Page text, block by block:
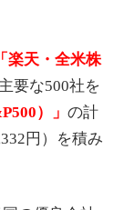
「楽天・全米株
要な500社を
）」の計
円）を積み